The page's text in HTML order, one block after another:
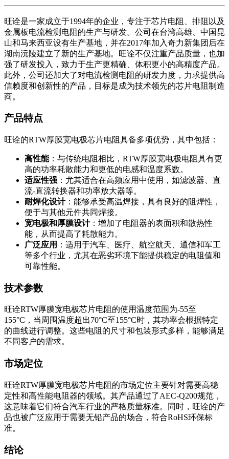
旺诠是一家成立于1994年的企业，专注于芯片电阻、排阻以及
金属板电流检测电阻的生产与研发。公司在台湾高雄、中国昆
山和马来西亚设有生产基地，并在2017年加入奇力新集团后在
湖南沅陵建立了新的生产基地。旺诠不仅注重产品质量，也加
强了研发投入，致力于生产更精确、体积更小的高精度产品。
此外，公司还加大了对电流检测电阻的研发力度，力求提供高
信赖度和创新性的产品，目标是成为技术领先的芯片电阻制造
商。
产品特点
旺诠的RTW厚膜宽电极芯片电阻具备多项优势，其中包括：
高性能：与传统电阻相比，RTW厚膜宽电极电阻具有更
高的功率耗散能力和更低的电感和温度系数。
适应性强 ：尤其适合在高频应用中使用，如滤波器、直
流-直流转换器和功率放大器等。
耐焊化设计：能够承受高温焊接，具有良好的阻焊性，
便于与其他元件共同焊接。
宽电极和厚膜设计：增加了电阻器的表面积和散热性
能，从而提高了耗散能力。
广泛应用 ：适用于汽车、医疗、航空航天、通信和军工
等多个行业，尤其在恶劣环境下能提供稳定的电阻值和
可靠性能。
技术参数
旺诠RTW厚膜宽电极芯片电阻的使用温度范围为-55至
155°C，当周围温度超出70°C至155°C时，其功率会根据特定
的曲线进行调整。这些电阻的尺寸和包装形式多样，能够满足
不同客户的需求。
市场定位
旺诠RTW厚膜宽电极芯片电阻的市场定位主要针对需要高稳
定性和高性能电阻器的领域。其产品通过了AEC-Q200规范，
这意味着它们符合汽车行业的严格质量标准。同时，旺诠的产
品也被广泛应用于需要无铅产品的场合，符合RoHS环保标
准。
结论